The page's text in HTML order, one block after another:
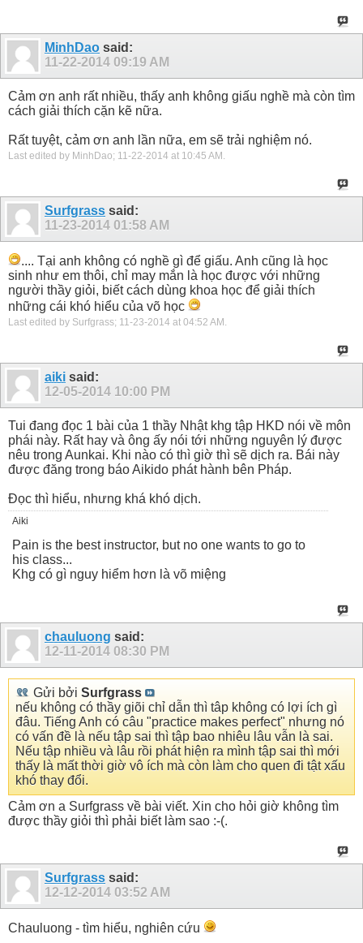
MinhDao said:
11-22-2014 09:19 AM
Cảm ơn anh rất nhiều, thấy anh không giấu nghề mà còn tìm
cách giải thích cặn kẽ nữa.
Rất tuyệt, cảm ơn anh lần nữa, em sẽ trải nghiệm nó.
Last edited by MinhDao; 11-22-2014 at 10:45 AM .
Surfgrass said:
11-23-2014 01:58 AM
.... Tại anh không có nghề gì để giấu. Anh cũng là học
sinh như em thôi, chỉ may mắn là học được với những
người thầy giỏi, biết cách dùng khoa học để giải thích
những cái khó hiểu của võ học
Last edited by Surfgrass; 11-23-2014 at 04:52 AM .
aiki said:
12-05-2014 10:00 PM
Tui đang đọc 1 bài của 1 thầy Nhật khg tập HKD nói về môn
phái này. Rất hay và ông ấy nói tới những nguyên lý được
nêu trong Aunkai. Khi nào có thì giờ thì sẽ dịch ra. Bái này
được đăng trong báo Aikido phát hành bên Pháp.
Đọc thì hiểu, nhưng khá khó dịch.
Aiki
Pain is the best instructor, but no one wants to go to
his class...
Khg có gì nguy hiểm hơn là võ miệng
chauluong said:
12-11-2014 08:30 PM
Gửi bởi Surfgrass
nếu không có thầy giõi chỉ dẫn thì tâp không có lợi ích gì
đâu. Tiếng Anh có câu "practice makes perfect" nhưng nó
có vấn đề là nếu tập sai thì tập bao nhiêu lâu vẫn là sai.
Nếu tập nhiều và lâu rồi phát hiện ra mình tập sai thì mới
thấy là mất thời giờ vô ích mà còn làm cho quen đi tật xấu
khó thay đổi.
Cảm ơn a Surfgrass về bài viết. Xin cho hỏi giờ không tìm
được thầy giỏi thì phải biết làm sao :-(.
Surfgrass said:
12-12-2014 03:52 AM
Chauluong - tìm hiểu, nghiên cứu